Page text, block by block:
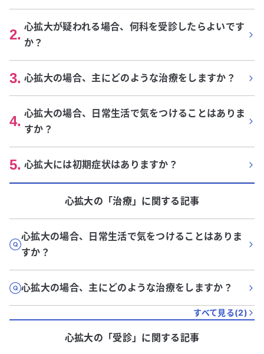
2. 心拡大が疑われる場合、何科を受診したらよいです
か？
3. 心拡大の場合、主にどのような治療をしますか？
4. 心拡大の場合、日常生活で気をつけることはありま
すか？
5. 心拡大には初期症状はありますか？
心拡大の「治療」に関する記事
心拡大の場合、日常生活で気をつけることはありま
すか？
心拡大の場合、主にどのような治療をしますか？
すべて見る(2)
心拡大の「受診」に関する記事